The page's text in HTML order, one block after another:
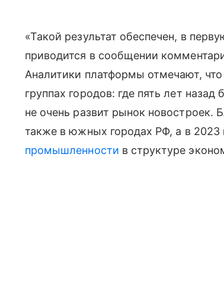
«Такой результат обеспечен, в
приводится в сообщении
Аналитики платформы отмечают,
группах городов: где пять лет
не очень развит рынок новостроек.
также в южных городах РФ, а в 2023
промышленности в структуре